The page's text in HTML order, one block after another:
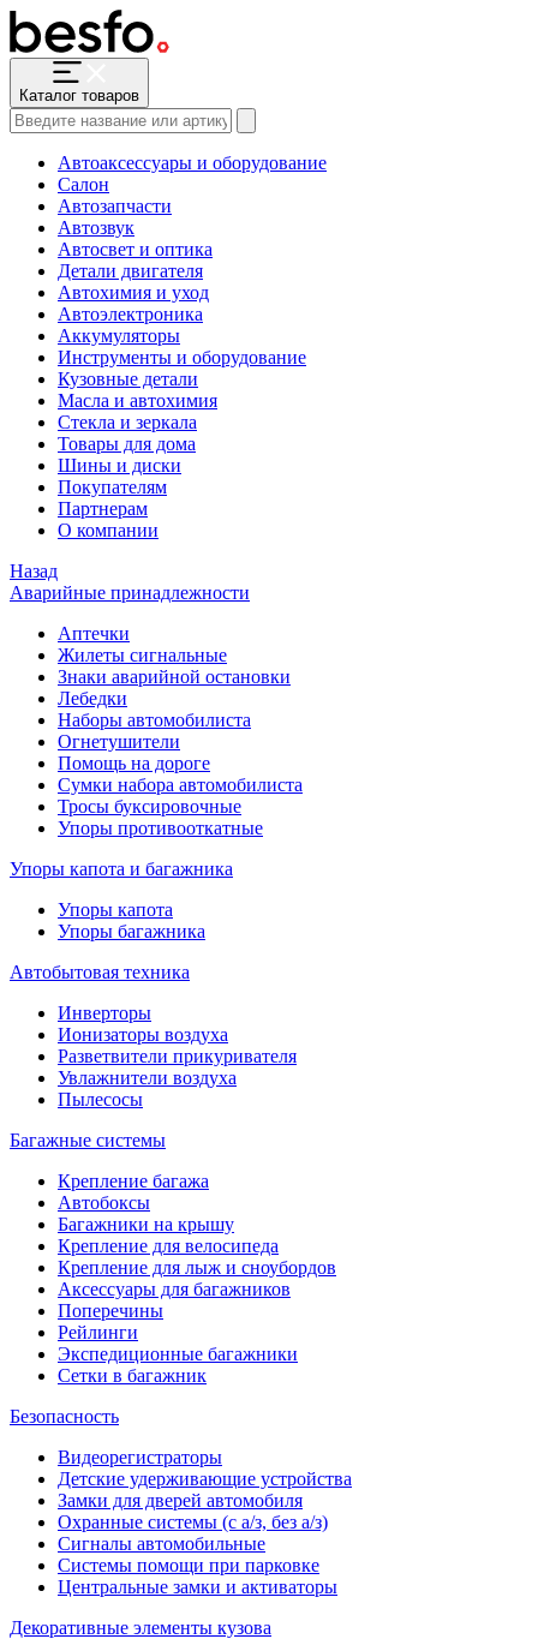
Каталог товаров
Автоаксессуары и оборудование
Салон
Автозапчасти
Автозвук
Автосвет и оптика
Детали двигателя
Автохимия и уход
Автоэлектроника
Аккумуляторы
Инструменты и оборудование
Кузовные детали
Масла и автохимия
Стекла и зеркала
Товары для дома
Шины и диски
Покупателям
Партнерам
О компании
Назад
Аварийные принадлежности
Аптечки
Жилеты сигнальные
Знаки аварийной остановки
Лебедки
Наборы автомобилиста
Огнетушители
Помощь на дороге
Сумки набора автомобилиста
Тросы буксировочные
Упоры противооткатные
Упоры капота и багажника
Упоры капота
Упоры багажника
Автобытовая техника
Инверторы
Ионизаторы воздуха
Разветвители прикуривателя
Увлажнители воздуха
Пылесосы
Багажные системы
Крепление багажа
Автобоксы
Багажники на крышу
Крепление для велосипеда
Крепление для лыж и сноубордов
Аксессуары для багажников
Поперечины
Рейлинги
Экспедиционные багажники
Сетки в багажник
Безопасность
Видеорегистраторы
Детские удерживающие устройства
Замки для дверей автомобиля
Охранные системы (с а/з, без а/з)
Сигналы автомобильные
Системы помощи при парковке
Центральные замки и активаторы
Декоративные элементы кузова